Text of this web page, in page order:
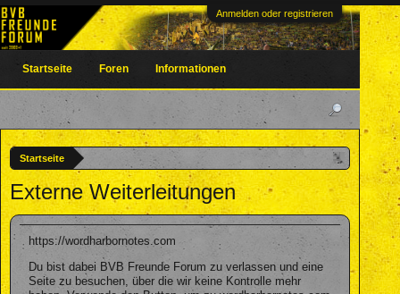
Anmelden oder registrieren
Startseite
Externe Weiterleitungen
https://wordharbornotes.com
Du bist dabei BVB Freunde Forum zu verlassen und eine
Seite zu besuchen, über die wir keine Kontrolle mehr
Startseite Foren Informationen